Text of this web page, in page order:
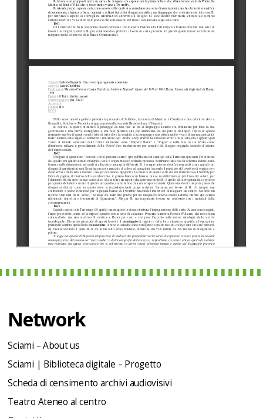
Network
Sciami – About us
Sciami | Biblioteca digitale – Progetto
Scheda di censimento archivi audiovisivi
Teatro Ateneo al centro